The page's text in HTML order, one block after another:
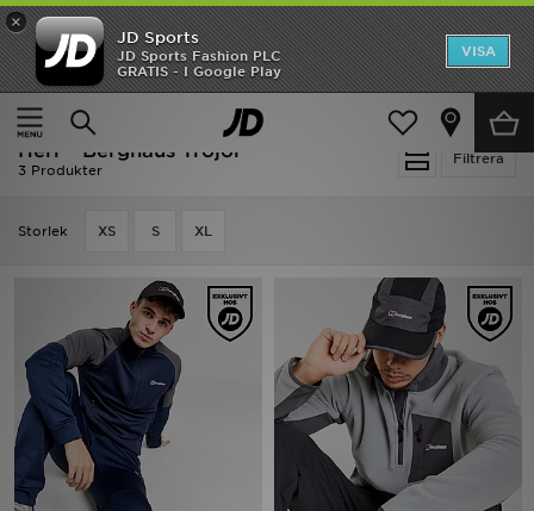
×
JD Sports
JD Sports Fashion PLC
GRATIS - I Google Play
VISA
Ny termin, ny stil Essentials för skolstarten
Hem
Herr Herrkläder Tröjor
Filtrera
Herr - Berghaus Tröjor
3 Produkter
Storlek XS S XL
Hem
Rea
Nyheter
Varumärken
Bästsäljare
Sport